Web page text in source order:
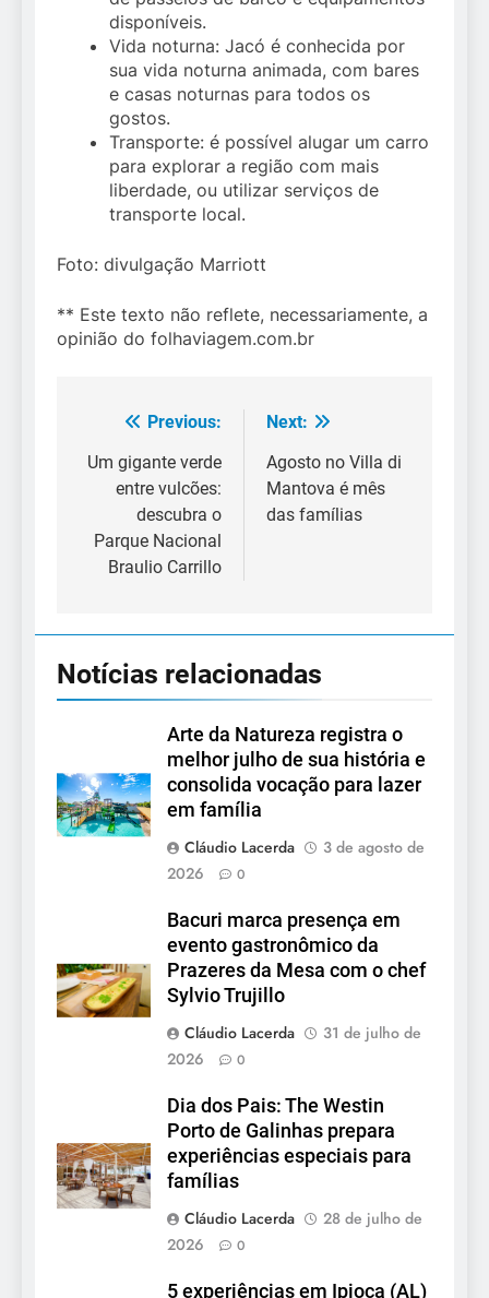
disponíveis.
Vida noturna: Jacó é conhecida por
sua vida noturna animada, com bares
e casas noturnas para todos os
gostos.
Transporte: é possível alugar um carro
para explorar a região com mais
liberdade, ou utilizar serviços de
transporte local.
Foto: divulgação Marriott
** Este texto não reflete, necessariamente, a
opinião do folhaviagem.com.br
Navegação
de
Previous:
Um gigante verde
entre vulcões:
descubra o
Parque Nacional
Braulio Carrillo
Next:
Agosto no Villa di
Mantova é mês
das famílias
Notícias relacionadas
Arte da Natureza registra o
melhor julho de sua história e
consolida vocação para lazer
em família
Cláudio Lacerda
3 de agosto de
2026
0
Bacuri marca presença em
evento gastronômico da
Prazeres da Mesa com o chef
Sylvio Trujillo
Cláudio Lacerda
31 de julho de
2026
0
Dia dos Pais: The Westin
Porto de Galinhas prepara
experiências especiais para
famílias
Cláudio Lacerda
28 de julho de
2026
0
5 experiências em Ipioca (AL)